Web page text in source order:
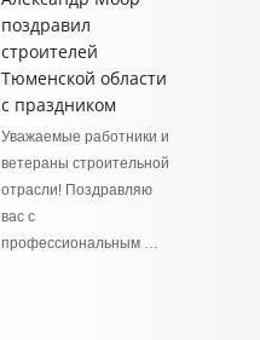
поздравил
строителей
Тюменской области
с праздником
Уважаемые работники и
ветераны строительной
отрасли! Поздравляю
вас с
профессиональным …